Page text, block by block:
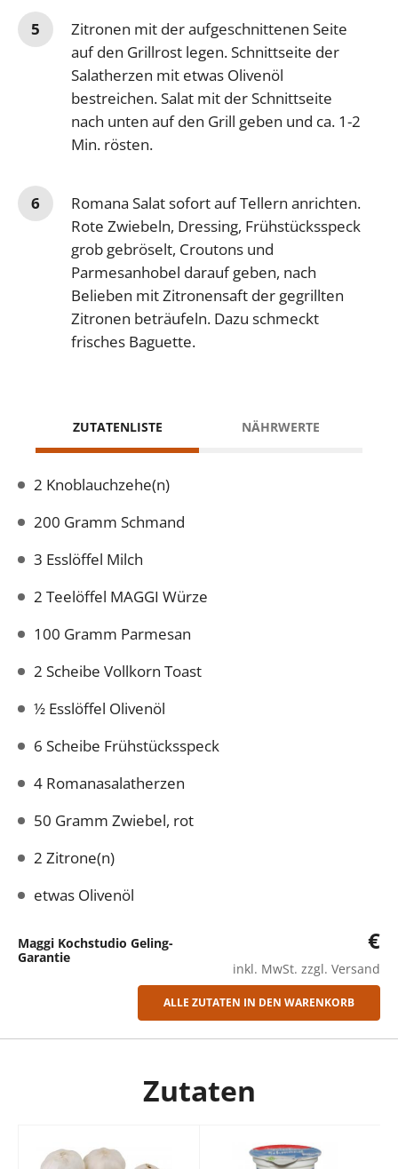
Zitronen mit der aufgeschnittenen Seite
auf den Grillrost legen. Schnittseite der
Salatherzen mit etwas Olivenöl
bestreichen. Salat mit der Schnittseite
nach unten auf den Grill geben und ca. 1-2
Min. rösten.
Romana Salat sofort auf Tellern anrichten.
Rote Zwiebeln, Dressing, Frühstücksspeck
grob gebröselt, Croutons und
Parmesanhobel darauf geben, nach
Belieben mit Zitronensaft der gegrillten
Zitronen beträufeln. Dazu schmeckt
frisches Baguette.
ZUTATENLISTE NÄHRWERTE
2 Knoblauchzehe(n)
200 Gramm Schmand
3 Esslöffel Milch
2 Teelöffel MAGGI Würze
100 Gramm Parmesan
2 Scheibe Vollkorn Toast
½ Esslöffel Olivenöl
6 Scheibe Frühstücksspeck
4 Romanasalatherzen
50 Gramm Zwiebel, rot
2 Zitrone(n)
etwas Olivenöl
Maggi Kochstudio Geling-
Garantie
€
inkl. MwSt. zzgl. Versand
ALLE ZUTATEN IN DEN WARENKORB
Zutaten